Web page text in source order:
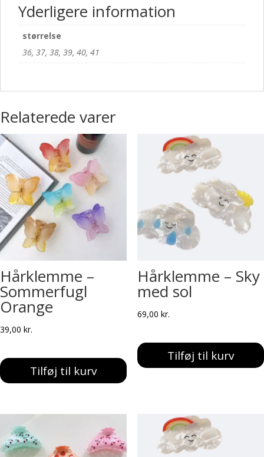
Yderligere information
størrelse
36, 37, 38, 39, 40, 41
Relaterede varer
Hårklemme –
Sommerfugl
Orange
39,00 kr.
Tilføj til kurv
Hårklemme – Sky
med sol
69,00 kr.
Tilføj til kurv